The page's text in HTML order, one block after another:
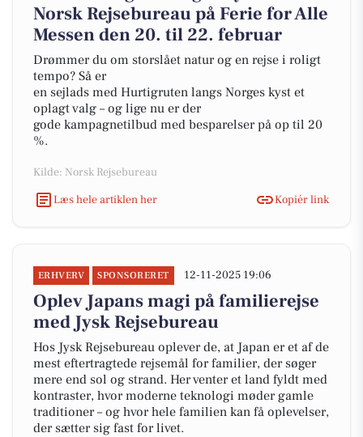
Norsk Rejsebureau på Ferie for Alle
Messen den 20. til 22. februar
Drømmer du om storslået natur og en rejse i roligt
tempo? Så er
en sejlads med Hurtigruten langs Norges kyst et
oplagt valg – og lige nu er der
gode kampagnetilbud med besparelser på op til 20
%.
Kilde: Norsk Rejsebureau
Læs hele artiklen her
Kopiér link
ERHVERV SPONSORERET 12-11-2025 19:06
Oplev Japans magi på familierejse
med Jysk Rejsebureau
Hos Jysk Rejsebureau oplever de, at Japan er et af de
mest eftertragtede rejsemål for familier, der søger
mere end sol og strand. Her venter et land fyldt med
kontraster, hvor moderne teknologi møder gamle
traditioner – og hvor hele familien kan få oplevelser,
der sætter sig fast for livet.